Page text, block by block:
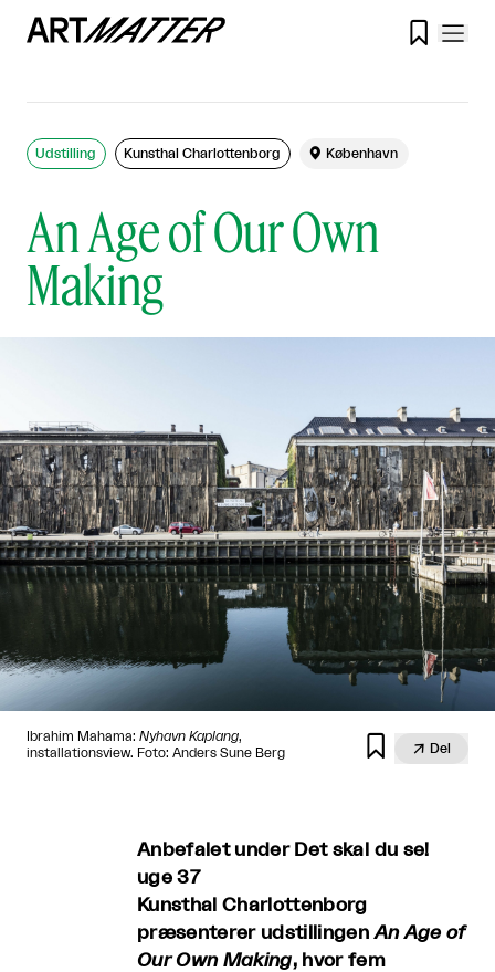

An Age of Our Own
Making
Udstilling Kunsthal Charlottenborg  København
Ibrahim Mahama: Nyhavn Kaplang,
installationsview. Foto: Anders Sune Berg
  Del
Anbefalet under Det skal du se!
uge 37
Kunsthal Charlottenborg
præsenterer udstillingenAn Age of
Our Own Making, hvor fem